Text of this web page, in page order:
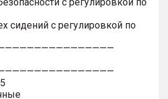
сидений с регулировкой по